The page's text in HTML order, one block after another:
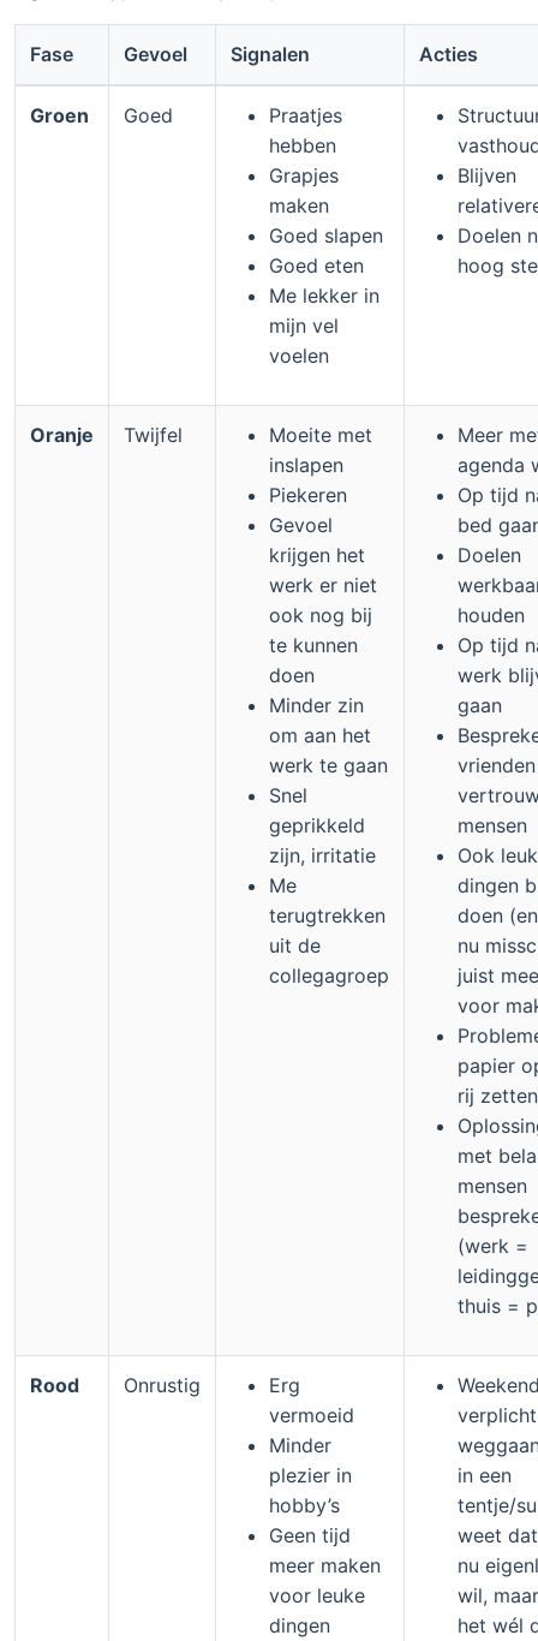
Fase Gevoel Signalen Acties
Groen Goed
Praatjes
hebben
Grapjes
maken
Goed slapen
Goed eten
Me lekker in
mijn vel
voelen
Blijven
Doelen
hoog
Oranje Twijfel
Moeite met
inslapen
Piekeren
Gevoel
krijgen het
werk er niet
ook nog bij
te kunnen
doen
Minder zin
om aan het
werk te gaan
Snel
geprikkeld
zijn, irritatie
Me
terugtrekken
uit de
collegagroep
Meer
agenda
Op tijd
bed
Doelen
houden
Op tijd
werk
gaan
mensen
Ook
dingen
doen
nu
juist
voor
papier
rij zetten
met
mensen
(werk =
thuis =
Rood Onrustig
Erg
vermoeid
Minder
plezier in
hobby’s
Geen tijd
meer maken
voor leuke
dingen
verplicht
in een
tentje/
weet
nu
wil,
het wél